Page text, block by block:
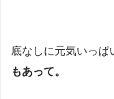
底なしに元気いっぱ
もあって。